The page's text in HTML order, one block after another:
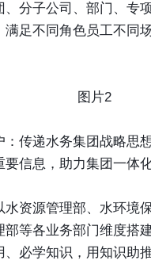
、分子公司、部门、专
满足不同角色员工不同
传递水务集团战略思
信息，助力集团一体化
水资源管理部、水环境
等各业务部门维度搭
必学知识，用知识助